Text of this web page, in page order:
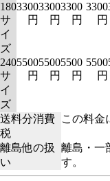
180
サ
イ
ズ
3300
円
3300
円
3300
円
3300
円
240
サ
イ
ズ
5500
円
5500
円
5500
円
5500
円
送料分消費
税
この料金
離島他の扱
い
離島・一
す。